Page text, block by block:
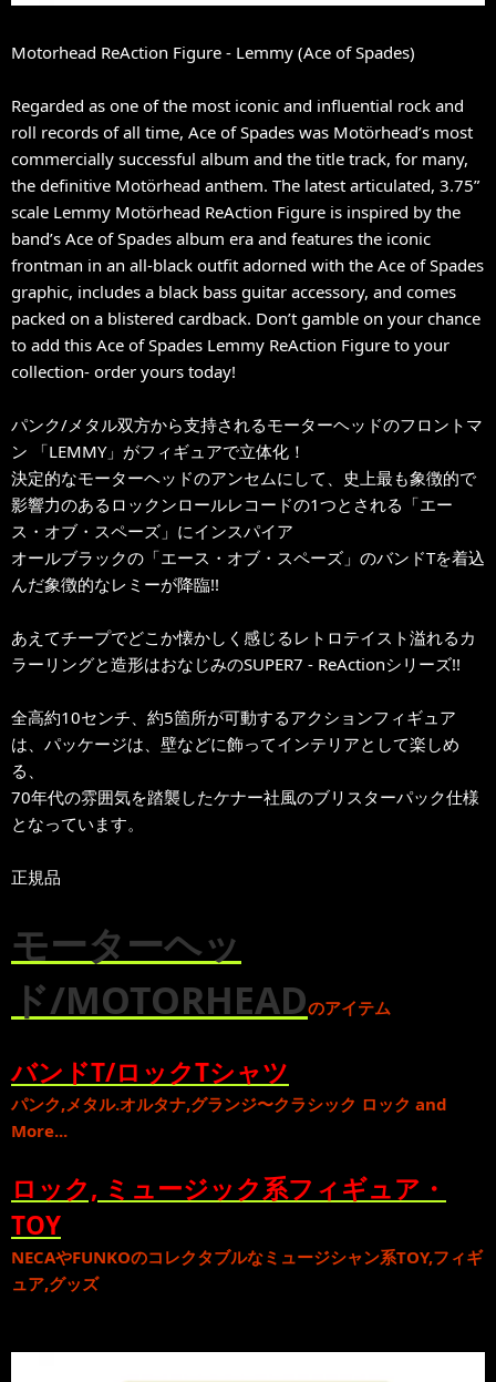
Motorhead ReAction Figure - Lemmy (Ace of Spades)
Regarded as one of the most iconic and influential rock and
roll records of all time, Ace of Spades was Motörhead’s most
commercially successful album and the title track, for many,
the definitive Motörhead anthem. The latest articulated, 3.75”
scale Lemmy Motörhead ReAction Figure is inspired by the
band’s Ace of Spades album era and features the iconic
frontman in an all-black outfit adorned with the Ace of Spades
graphic, includes a black bass guitar accessory, and comes
packed on a blistered cardback. Don’t gamble on your chance
to add this Ace of Spades Lemmy ReAction Figure to your
collection- order yours today!
パンク/メタル双方から支持されるモーターヘッドのフロントマ
ン 「LEMMY」がフィギュアで立体化！
決定的なモーターヘッドのアンセムにして、史上最も象徴的で
影響力のあるロックンロールレコードの1つとされる「エー
ス・オブ・スペーズ」にインスパイア
オールブラックの「エース・オブ・スペーズ」のバンドTを着込
んだ象徴的なレミーが降臨!!
あえてチープでどこか懐かしく感じるレトロテイスト溢れるカ
ラーリングと造形はおなじみのSUPER7 - ReActionシリーズ!!
全高約10センチ、約5箇所が可動するアクションフィギュア
は、パッケージは、壁などに飾ってインテリアとして楽しめ
る、
70年代の雰囲気を踏襲したケナー社風のブリスターパック仕様
となっています。
正規品
モーターヘッ
ド/MOTORHEADのアイテム
バンドT/ロックTシャツ
パンク,メタル.オルタナ,グランジ〜クラシック ロック and
More...
ロック, ミュージック系フィギュア・
TOY
NECAやFUNKOのコレクタブルなミュージシャン系TOY,フィギ
ュア,グッズ